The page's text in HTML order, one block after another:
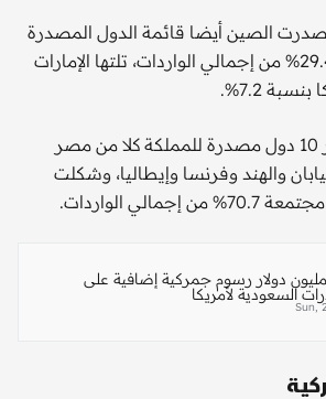
الصين أيضا قائمة الدول المصدرة
إلى المملكة بحصة 29.4% من إجمالي الواردات، تلتها الإمارات
كما ضمت قائمة أكبر 10 دول مصدرة للمملكة كلا من مصر
والهند وفرنسا وإيطاليا، وشكلت
الواردات.
600 مليون دولار رسوم جمركية إضافية على
السعودية لأمريكا
Sun,